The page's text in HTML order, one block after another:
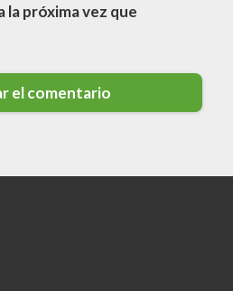
la próxima vez que